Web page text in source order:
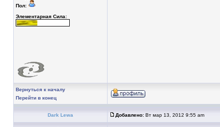
Пол:
Элементарная Сила:
Вернуться к началу
Перейти в конец
Dark Lewa Добавлено: Вт мар 13, 2012 9:55 am